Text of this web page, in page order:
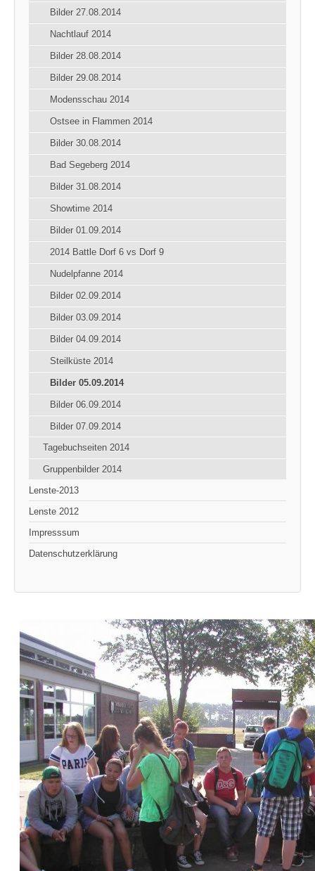
Bilder 27.08.2014
Nachtlauf 2014
Bilder 28.08.2014
Bilder 29.08.2014
Modensschau 2014
Ostsee in Flammen 2014
Bilder 30.08.2014
Bad Segeberg 2014
Bilder 31.08.2014
Showtime 2014
Bilder 01.09.2014
2014 Battle Dorf 6 vs Dorf 9
Nudelpfanne 2014
Bilder 02.09.2014
Bilder 03.09.2014
Bilder 04.09.2014
Steilküste 2014
Bilder 05.09.2014
Bilder 06.09.2014
Bilder 07.09.2014
Tagebuchseiten 2014
Gruppenbilder 2014
Lenste-2013
Lenste 2012
Impresssum
Datenschutzerklärung